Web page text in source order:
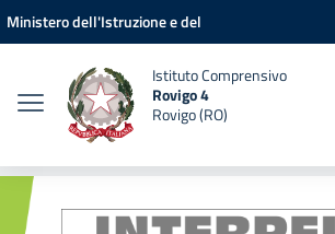
Vai ai contenuti
Vai al menu di navigazione
Vai al footer
Ministero dell'Istruzione e del
Istituto Comprensivo
Rovigo 4
Rovigo (RO)